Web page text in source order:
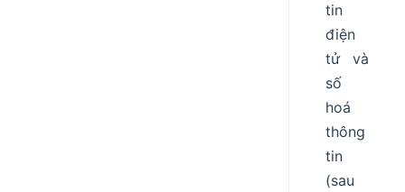
tin
điện
tử và
số
hoá
thông
tin
(sau